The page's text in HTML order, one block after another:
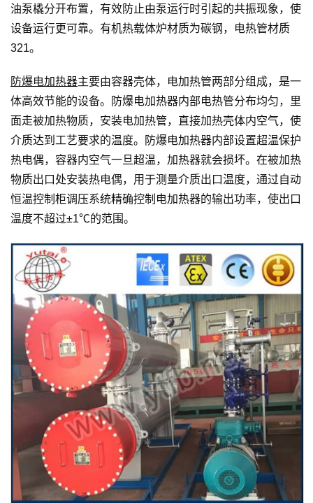
油泵橇分开布置，有效防止由泵运行时引起的共振现象，使
设备运行更可靠。有机热载体炉材质为碳钢，电热管材质
321。
防爆电加热器主要由容器壳体，电加热管两部分组成，是一
体高效节能的设备。防爆电加热器内部电热管分布均匀，里
面走被加热物质，安装电加热管，直接加热壳体内空气，使
介质达到工艺要求的温度。防爆电加热器内部设置超温保护
热电偶，容器内空气一旦超温，加热器就会损坏。在被加热
物质出口处安装热电偶，用于测量介质出口温度，通过自动
恒温控制柜调压系统精确控制电加热器的输出功率，使出口
温度不超过±1℃的范围。